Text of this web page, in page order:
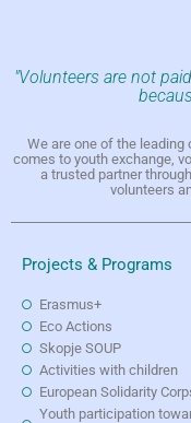
"Volunteers are not
We are one of the
comes to youth exchange,
a trusted partner
volunteers
Projects & Programs
Erasmus+
Eco Actions
Skopje SOUP
Activities with children
European Solidarity
Youth participation